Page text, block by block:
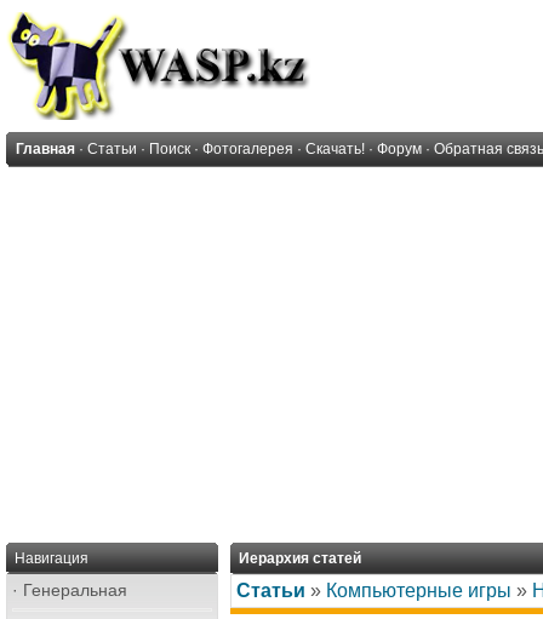
Главная · Статьи · Поиск · Фотогалерея · Скачать! · Форум · Обратная связь
Навигация
· Генеральная
Иерархия статей
Статьи » Компьютерные игры »